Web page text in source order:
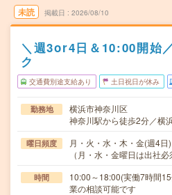
未読 掲載日 2026/08/10
＼週3or4日＆10:00開始
ク
交通費別途支給あり 土日祝日が休み
勤務地
横浜市神奈川区
神奈川駅から徒歩2分／横
曜日頻度
月・火・水・木・金(週4
（月・水・金曜日は出社必
時間
10:00～18:00(実働7時間
業の相談可能です